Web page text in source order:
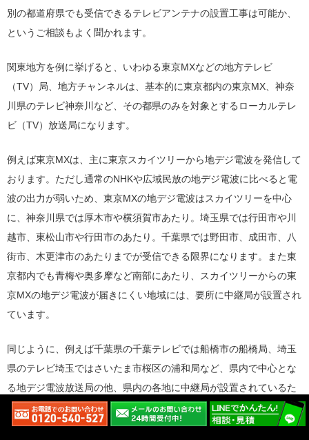
別の都道府県でも受信できるテレビアンテナの設置工事は可能か、
というご相談もよく聞かれます。
関東地方を例に挙げると、いわゆる東京MXなどの地方テレビ
（TV）局、地方チャンネルは、基本的に東京都内の東京MX、神奈
川県のテレビ神奈川など、その都県のみを対象とするローカルテレ
ビ（TV）放送局になります。
例えば東京MXは、主に東京スカイツリーから地デジ電波を発信して
おります。ただし通常のNHKや広域民放の地デジ電波に比べると電
波の出力が弱いため、東京MXの地デジ電波はスカイツリーを中心
に、神奈川県では厚木市や横須賀市あたり。埼玉県では行田市や川
越市、東松山市や行田市のあたり。千葉県では野田市、成田市、八
街市、木更津市のあたりまでが受信できる限界になります。また東
京都内でも青梅や奥多摩など南部にあたり、スカイツリーからの東
京MXの地デジ電波が届きにくい地域には、要所に中継局が設置され
ています。
同じように、例えば千葉県の千葉テレビでは船橋市の船橋局、埼玉
県のテレビ埼玉ではさいたま市桜区の浦和局など、県内で中心とな
る地デジ電波放送局の他、県内の各地に中継局が設置されているた
め、各地方テレビ（TV）局の地デジ電波は、該当する県内のほぼ全
域と、隣接して中継局に近い他都県の一部地域であれば受信できま